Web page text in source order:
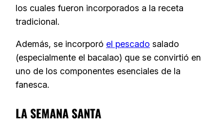
los cuales fueron incorporados a la receta
tradicional.
Además, se incorporó el pescado salado
(especialmente el bacalao) que se convirtió en
uno de los componentes esenciales de la
fanesca.
LA SEMANA SANTA